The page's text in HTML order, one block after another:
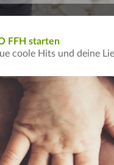
FFH starten
coole Hits und deine